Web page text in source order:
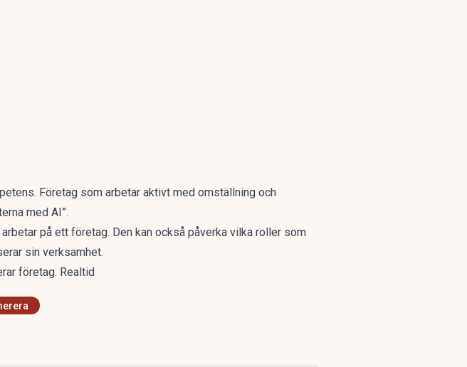
Företag som arbetar aktivt med omställning och
med AI”.
på ett företag. Den kan också påverka vilka roller som
sin verksamhet.
företag. Realtid